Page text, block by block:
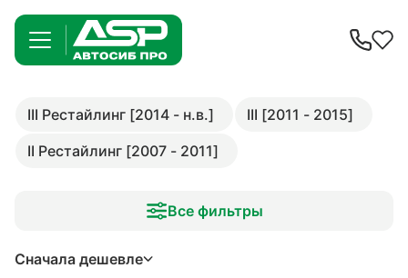
III Рестайлинг [2014 - н.в.]
III [2011 - 2015]
II Рестайлинг [2007 - 2011]
Все фильтры
Сначала дешевле